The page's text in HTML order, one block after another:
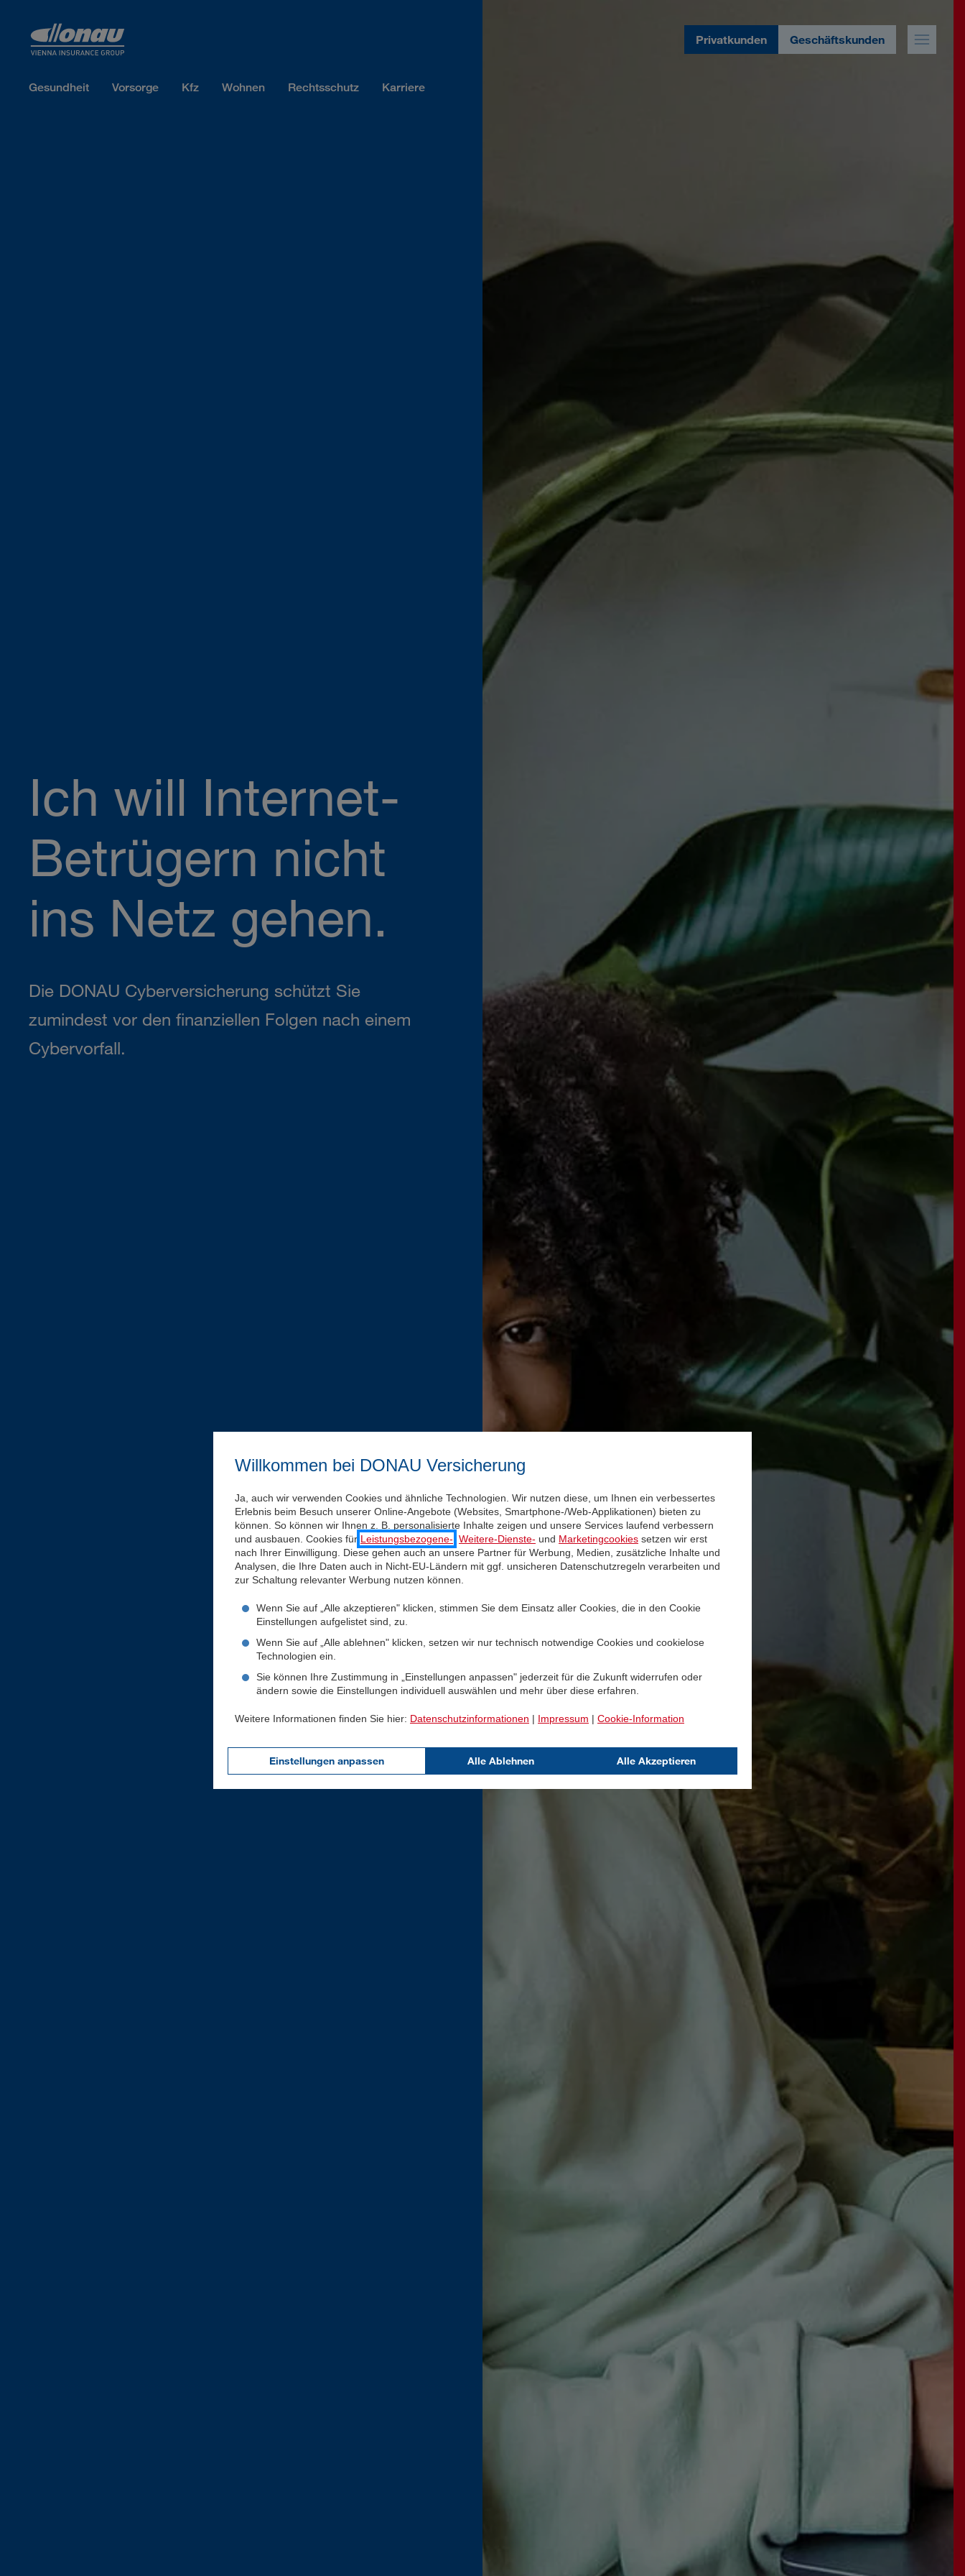
Willkommen bei DONAU Versicherung
Ja, auch wir verwenden Cookies und ähnliche Technologien. Wir nutzen diese, um Ihnen ein verbessertes
Erlebnis beim Besuch unserer Online-Angebote (Websites, Smartphone-/Web-Applikationen) bieten zu
können. So können wir Ihnen z. B. personalisierte Inhalte zeigen und unsere Services laufend verbessern
und ausbauen. Cookies für Leistungsbezogene- Weitere-Dienste- und Marketingcookies setzen wir erst
nach Ihrer Einwilligung. Diese gehen auch an unsere Partner für Werbung, Medien, zusätzliche Inhalte und
Analysen, die Ihre Daten auch in Nicht-EU-Ländern mit ggf. unsicheren Datenschutzregeln verarbeiten und
zur Schaltung relevanter Werbung nutzen können.
Wenn Sie auf „Alle akzeptieren" klicken, stimmen Sie dem Einsatz aller Cookies, die in den Cookie
Einstellungen aufgelistet sind, zu.
Wenn Sie auf „Alle ablehnen" klicken, setzen wir nur technisch notwendige Cookies und cookielose
Technologien ein.
Sie können Ihre Zustimmung in „Einstellungen anpassen" jederzeit für die Zukunft widerrufen oder
ändern sowie die Einstellungen individuell auswählen und mehr über diese erfahren.
Weitere Informationen finden Sie hier: Datenschutzinformationen | Impressum | Cookie-Information
Einstellungen anpassen Alle Ablehnen Alle Akzeptieren
Privatkunden Geschäftskunden
Gesundheit Vorsorge Kfz Wohnen Rechtsschutz Karriere
Ich will Internet-
Betrügern nicht
ins Netz gehen.
Die DONAU Cyberversicherung schützt Sie
zumindest vor den finanziellen Folgen nach einem
Cybervorfall.